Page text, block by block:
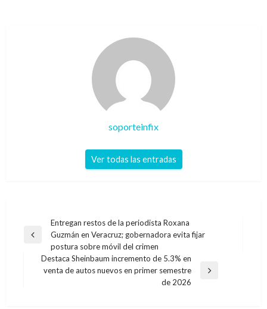
soporteinfix
Ver todas las entradas
Navegación
de
entradas
Entrada
anterior
Entregan restos de la periodista Roxana
Guzmán en Veracruz; gobernadora evita fijar
postura sobre móvil del crimen
Entrada
Destaca Sheinbaum incremento de 5.3% en
venta de autos nuevos en primer semestre
de 2026